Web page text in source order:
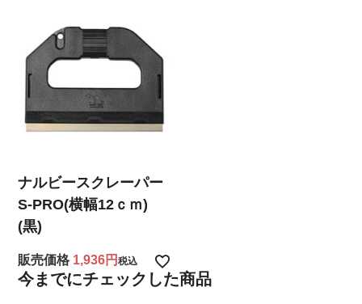
ナルビースクレーパー
S-PRO(横幅12ｃｍ)
(黒)
販売価格 1,936 税込
今までにチェックした商品